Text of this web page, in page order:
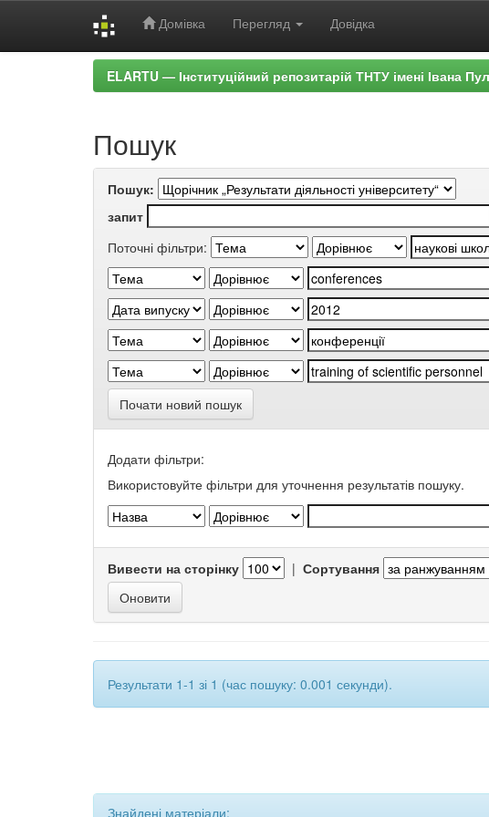
Домівка Перегляд Довідка
ELARTU — Інституційний репозитарій ТНТУ імені Івана
Пошук
Пошук:
запит
Поточні фільтри:
Почати новий пошук
Додати фільтри:
Використовуйте фільтри для уточнення результатів пошуку.
Вивести на сторінку | Сортування
Результати 1-1 зі 1 (час пошуку: 0.001 секунди).
Знайдені матеріали: